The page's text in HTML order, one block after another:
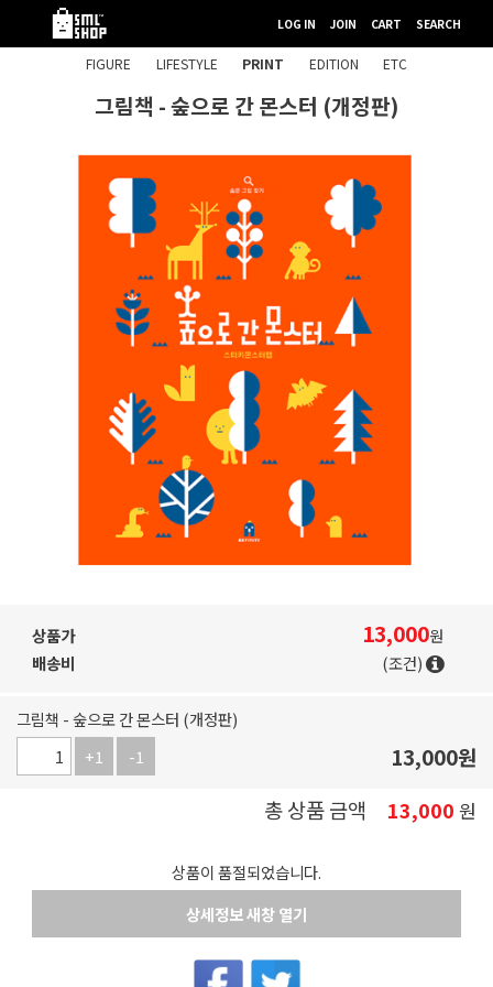
LOG IN JOIN CART SEARCH
FIGURE LIFESTYLE PRINT EDITION ETC
그림책 - 숲으로 간 몬스터 (개정판)
상품가 13,000원
배송비
(조건)
그림책 - 숲으로 간 몬스터 (개정판)
+1
-1 13,000원
총 상품 금액
13,000 원
상품이 품절되었습니다.
상세정보 새창 열기